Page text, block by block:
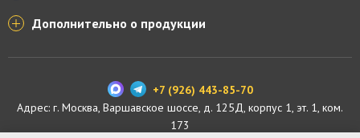
Дополнительно о продукции
+7 (926) 443-85-70
Адрес: г. Москва, Варшавское шоссе, д. 125Д, корпус 1, эт. 1, ком.
173